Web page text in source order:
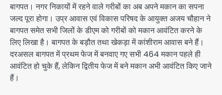
बागपत। नगर निकायों में रहने वाले गरीबों का अब अपने मकान का सपना
जल्द पूरा होगा। उप्र आवास एवं विकास परिषद के आयुक्त अजय चौहान ने
बागपत समेत सभी जिलों के डीएम को गरीबों को मकान आवंटित करने के
लिए लिखा है। बागपत के बड़ौत तथा खेकड़ा में कांशीराम आवास बने हैं।
दरअसल बागपत में प्रथम फेज में बनवाए गए सभी 464 मकान पहले ही
आवंटित हो चुके हैं, लेकिन द्वितीय फेज में बने मकान अभी आवंटित किए जाने
हैं।